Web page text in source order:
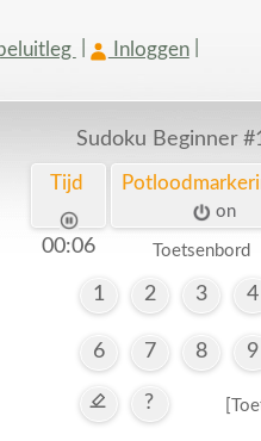
Inloggen
Sudoku Beginner
Tijd
00:07
on
Toetsenbord
1 2 3 4
6 7 8 9
?